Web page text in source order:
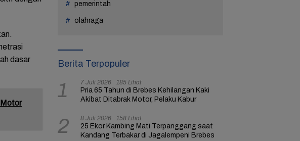
dasar
pemerintah
olahraga
Berita Terpopuler
1 7 Juli 2026 185 Lihat
Pria 65 Tahun di Brebes Kehilangan Kaki
Akibat Ditabrak Motor, Pelaku Kabur
2 8 Juli 2026 158 Lihat
25 Ekor Kambing Mati Terpanggang saat
Kandang Terbakar di Jagalempeni Brebes